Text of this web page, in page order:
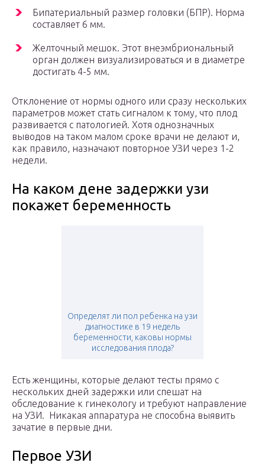
Бипатериальный размер головки (БПР). Норма
составляет 6 мм.
Желточный мешок. Этот внеэмбриональный
орган должен визуализироваться и в диаметре
достигать 4-5 мм.
Отклонение от нормы одного или сразу нескольких
параметров может стать сигналом к тому, что плод
развивается с патологией. Хотя однозначных
выводов на таком малом сроке врачи не делают и,
как правило, назначают повторное УЗИ через 1-2
недели.
На каком дене задержки узи
покажет беременность
Определят ли пол ребенка на узи
диагностике в 19 недель
беременности, каковы нормы
исследования плода?
Есть женщины, которые делают тесты прямо с
нескольких дней задержки или спешат на
обследование к гинекологу и требуют направление
на УЗИ. Никакая аппаратура не способна выявить
зачатие в первые дни.
Первое УЗИ